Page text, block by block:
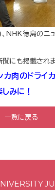
徳島のニュ
にも掲載されま
肉のドライ
しみに！
一覧に戻る